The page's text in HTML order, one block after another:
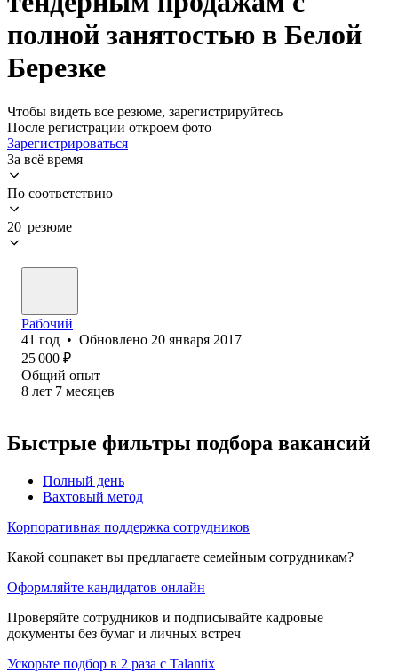
полной занятостью в Белой
Березке
Чтобы видеть все резюме, зарегистрируйтесь
После регистрации откроем фото
Зарегистрироваться
За всё время
По соответствию
20 резюме
Рабочий
41 год • Обновлено 20 января 2017
25 000 ₽
Общий опыт
8 лет 7 месяцев
Быстрые фильтры подбора вакансий
Полный день
Вахтовый метод
Корпоративная поддержка сотрудников
Какой соцпакет вы предлагаете семейным сотрудникам?
Оформляйте кандидатов онлайн
Проверяйте сотрудников и подписывайте кадровые
документы без бумаг и личных встреч
Ускорьте подбор в 2 раза с Talantix